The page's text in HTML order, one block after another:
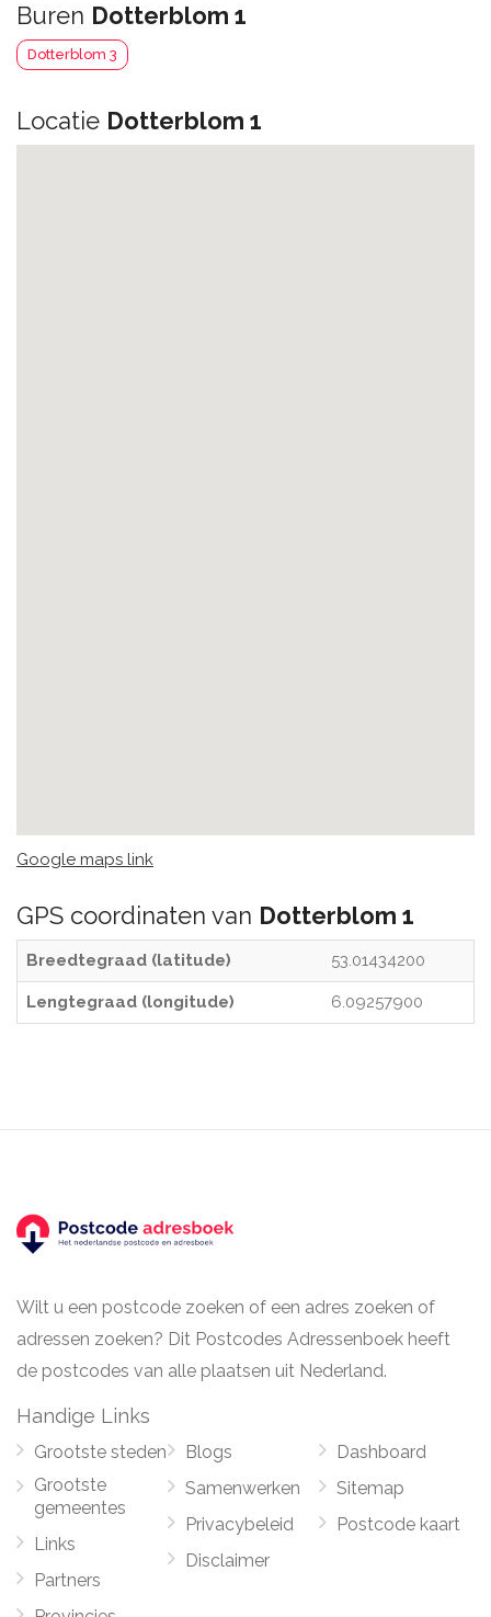
Buren Dotterblom 1
Dotterblom 3
Locatie Dotterblom 1
Google maps link
GPS coordinaten van Dotterblom 1
Breedtegraad (latitude) 53.01434200
Lengtegraad (longitude) 6.09257900
Wilt u een postcode zoeken of een adres zoeken of
adressen zoeken? Dit Postcodes Adressenboek heeft
de postcodes van alle plaatsen uit Nederland.
Handige Links
Grootste steden
Grootste
gemeentes
Links
Partners
Blogs
Samenwerken
Privacybeleid
Disclaimer
Dashboard
Sitemap
Postcode kaart